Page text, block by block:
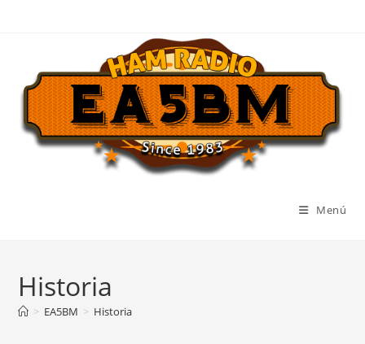
Menú
Historia
> EA5BM > Historia